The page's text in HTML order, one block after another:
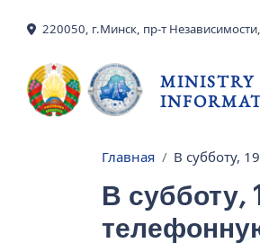
220050, г.Минск, пр-т
Breadcrumb
Главная В субботу,
В субботу,